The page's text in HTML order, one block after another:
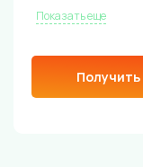
Показать еще